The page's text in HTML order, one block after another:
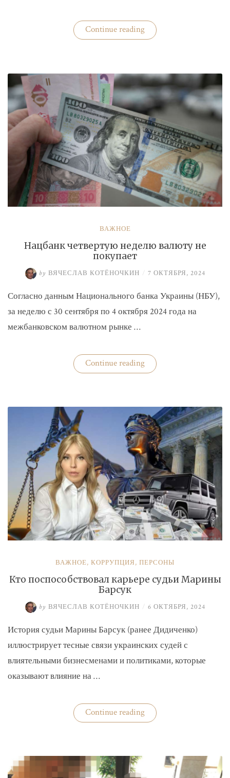
Continue reading«Украина
практически
зерновые
культуры»
ВАЖНОЕ
Нацбанк четвертую неделю валюту не
покупает
by ВЯЧЕСЛАВ КОТЁНОЧКИН / 7 ОКТЯБРЯ, 2024
Согласно данным Национального банка Украины (НБУ),
за неделю с 30 сентября по 4 октября 2024 года на
межбанковском валютном рынке …
Continue reading«Нацбанк
четвертую
покупает»
ВАЖНОЕ, КОРРУПЦИЯ, ПЕРСОНЫ
Кто поспособствовал карьере судьи Марины
Барсук
by ВЯЧЕСЛАВ КОТЁНОЧКИН / 6 ОКТЯБРЯ, 2024
История судьи Марины Барсук (ранее Дидиченко)
иллюстрирует тесные связи украинских судей с
влиятельными бизнесменами и политиками, которые
оказывают влияние на …
Continue reading«Кто
поспособствовал
Барсук»